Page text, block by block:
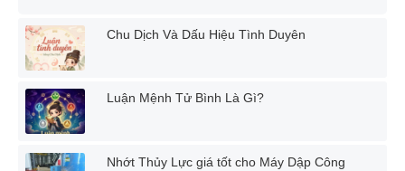
Chu Dịch Và Dấu Hiệu Tình Duyên
Luận Mệnh Tử Bình Là Gì?
Nhớt Thủy Lực giá tốt cho Máy Dập Công